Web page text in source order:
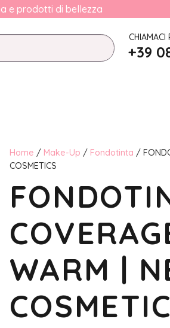
e prodotti di bellezza
CHIAMACI
+39
Home / Make-Up / Fondotinta /
COSMETICS
WARM |